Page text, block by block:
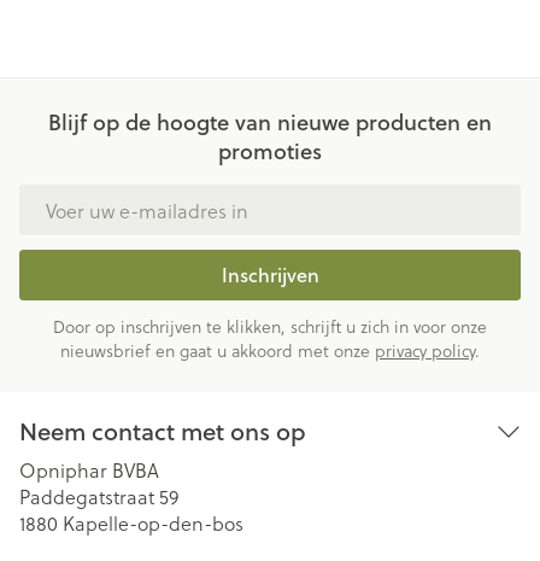
Blijf op de hoogte van nieuwe producten en
promoties
Inschrijven
Door op inschrijven te klikken, schrijft u zich in voor onze
nieuwsbrief en gaat u akkoord met onze privacy policy.
Neem contact met ons op
Opniphar BVBA
Paddegatstraat 59
1880 Kapelle-op-den-bos